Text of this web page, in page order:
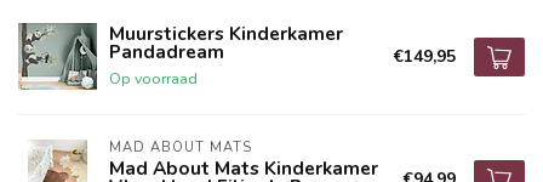
Muurstickers Kinderkamer
Pandadream
Op voorraad
€149,95
MAD ABOUT MATS
Mad About Mats Kinderkamer